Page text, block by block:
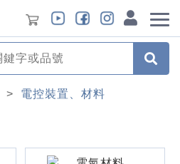
> 電控裝置、材料